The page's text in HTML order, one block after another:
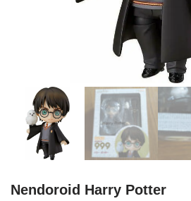
Nendoroid Harry Potter